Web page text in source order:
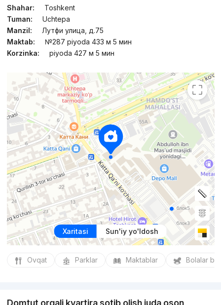
Shahar:
Toshkent
Tuman:
Uchtepa
Manzil:
Лутфи улица, д.75
Maktab:
№287 piyoda 433 м 5 мин
Korzinka:
piyoda 427 м 5 мин
Xaritasi Sun'iy yo'ldosh
Ovqat Parklar Maktablar Bolalar
Domtut orqali kvartira sotib olish juda oson